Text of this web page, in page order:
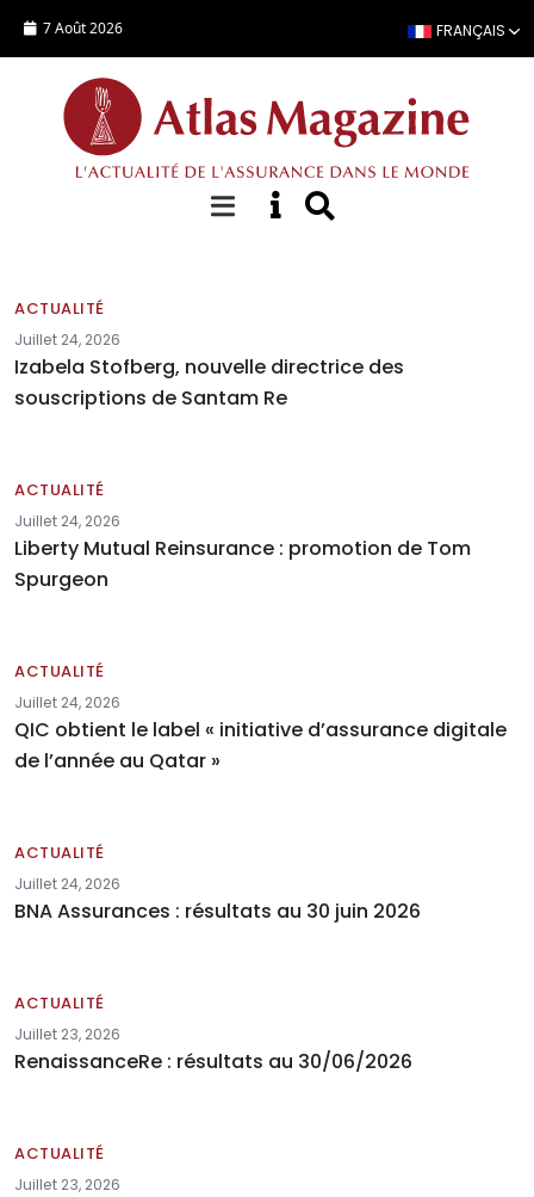
7 Août 2026 FRANÇAIS
Actualités
ACTUALITÉ
Juillet 24, 2026
Izabela Stofberg, nouvelle directrice des
souscriptions de Santam Re
ACTUALITÉ
Juillet 24, 2026
Liberty Mutual Reinsurance : promotion de Tom
Spurgeon
ACTUALITÉ
Juillet 24, 2026
QIC obtient le label « initiative d’assurance digitale
de l’année au Qatar »
ACTUALITÉ
Juillet 24, 2026
BNA Assurances : résultats au 30 juin 2026
ACTUALITÉ
Juillet 23, 2026
RenaissanceRe : résultats au 30/06/2026
ACTUALITÉ
Juillet 23, 2026